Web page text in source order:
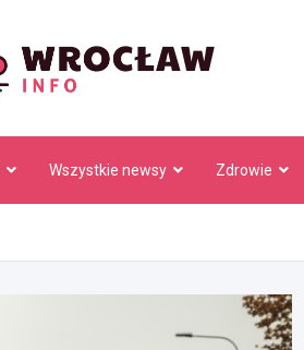
Wszystkie newsy Zdrowie